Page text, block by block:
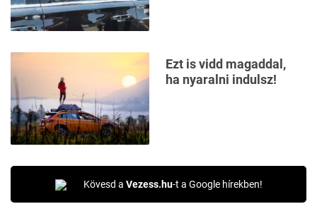
Ezt is vidd magaddal,
ha nyaralni indulsz!
Kövesd a Vezess.hu-t a Google hírekben!